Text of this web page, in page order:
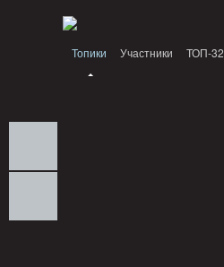
Топики Участники ТОП-32